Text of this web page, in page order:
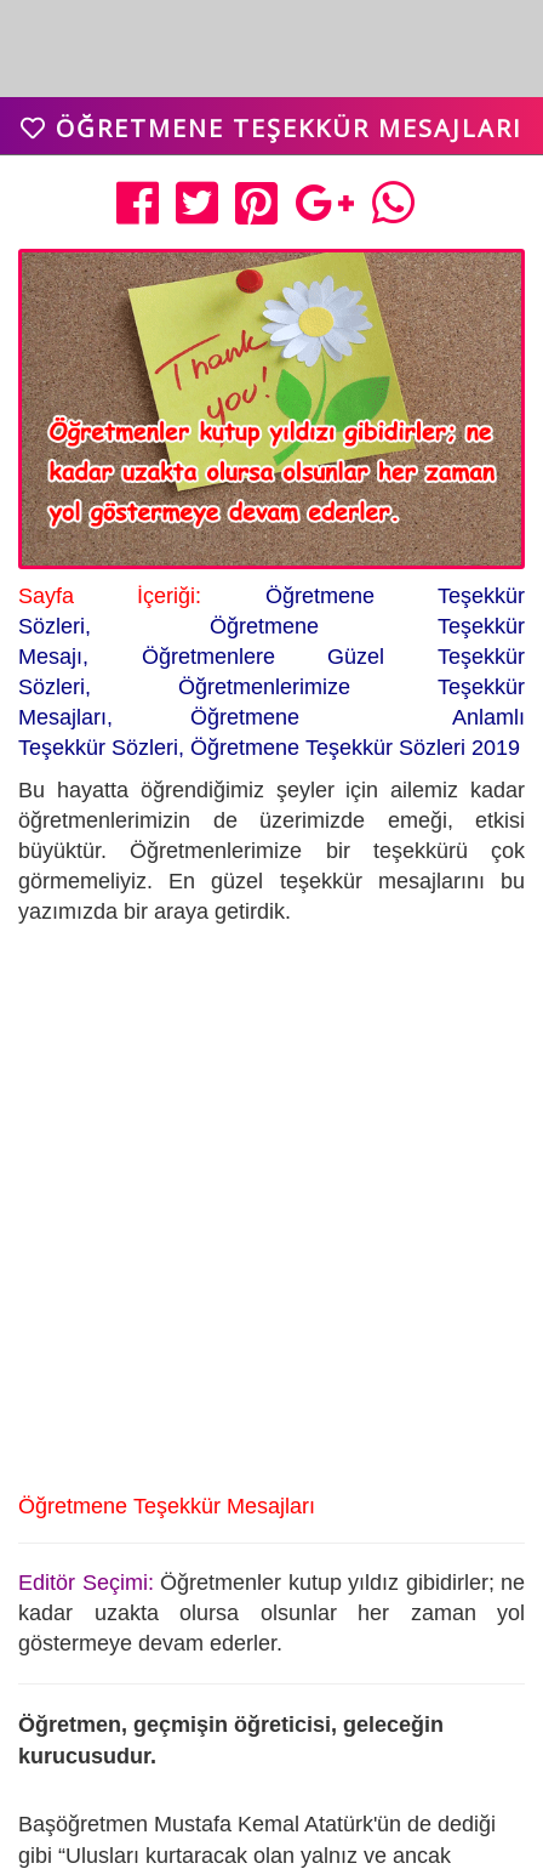
ÖĞRETMENE TEŞEKKÜR MESAJLARI
Sayfa İçeriği: Öğretmene Teşekkür
Sözleri, Öğretmene Teşekkür
Mesajı, Öğretmenlere Güzel Teşekkür
Sözleri, Öğretmenlerimize Teşekkür
Mesajları, Öğretmene Anlamlı
Teşekkür Sözleri, Öğretmene Teşekkür Sözleri 2019
Bu hayatta öğrendiğimiz şeyler için ailemiz kadar
öğretmenlerimizin de üzerimizde emeği, etkisi
büyüktür. Öğretmenlerimize bir teşekkürü çok
görmemeliyiz. En güzel teşekkür mesajlarını bu
yazımızda bir araya getirdik.
Öğretmene Teşekkür Mesajları
Editör Seçimi: Öğretmenler kutup yıldız gibidirler; ne
kadar uzakta olursa olsunlar her zaman yol
göstermeye devam ederler.
Öğretmen, geçmişin öğreticisi, geleceğin
kurucusudur.
Başöğretmen Mustafa Kemal Atatürk'ün de dediği
gibi “Ulusları kurtaracak olan yalnız ve ancak